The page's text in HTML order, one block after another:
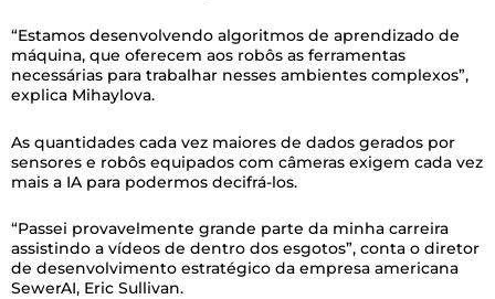
“Estamos desenvolvendo algoritmos de aprendizado de
máquina, que oferecem aos robôs as ferramentas
necessárias para trabalhar nesses ambientes complexos”,
explica Mihaylova.
As quantidades cada vez maiores de dados gerados por
sensores e robôs equipados com câmeras exigem cada vez
mais a IA para podermos decifrá-los.
“Passei provavelmente grande parte da minha carreira
assistindo a vídeos de dentro dos esgotos”, conta o diretor
de desenvolvimento estratégico da empresa americana
SewerAI, Eric Sullivan.